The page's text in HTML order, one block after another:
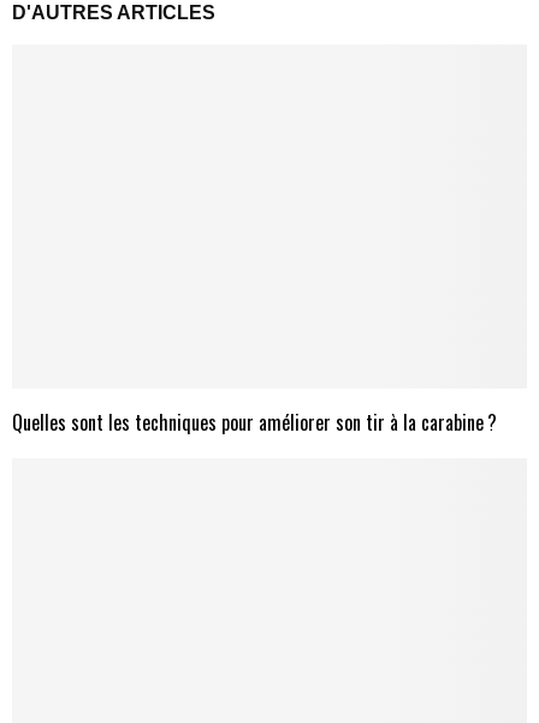
D'AUTRES ARTICLES
Quelles sont les techniques pour améliorer son tir à la carabine ?